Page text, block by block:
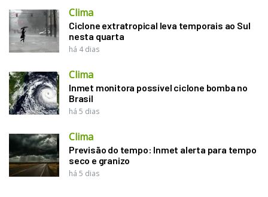
Clima
Ciclone extratropical leva temporais ao Sul
nesta quarta
há 4 dias
Clima
Inmet monitora possível ciclone bomba no
Brasil
há 5 dias
Clima
Previsão do tempo: Inmet alerta para tempo
seco e granizo
há 5 dias